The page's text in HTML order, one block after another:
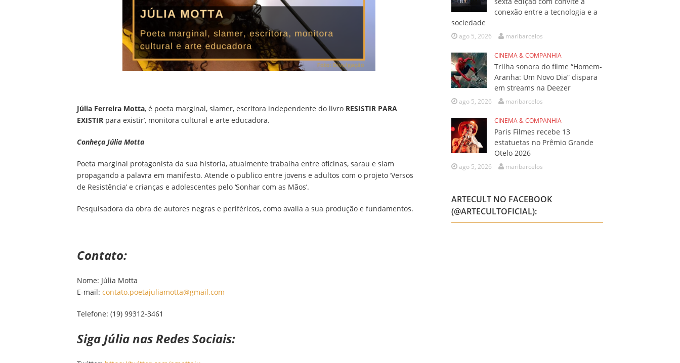
Júlia Ferreira Motta, é poeta marginal, slamer, escritora independente do livro RESISTIR PARA
EXISTIR para existir’, monitora cultural e arte educadora.
Conheça Júlia Motta
Poeta marginal protagonista da sua historia, atualmente trabalha entre oficinas, sarau e slam
propagando a palavra em manifesto. Atende o publico entre jovens e adultos com o projeto ‘Versos
de Resistência’ e crianças e adolescentes pelo ‘Sonhar com as Mãos’.
Pesquisadora da obra de autores negras e periféricos, como avalia a sua produção e fundamentos.
Contato:
Nome: Júlia Motta
E-mail: contato.poetajuliamotta@gmail.com
Telefone: (19) 99312-3461
Siga Júlia nas Redes Sociais:
conexão entre a tecnologia e a
sociedade
ago 5, 2026 maribarcelos
CINEMA & COMPANHIA
Trilha sonora do filme “Homem-
Aranha: Um Novo Dia” dispara
em streams na Deezer
ago 5, 2026 maribarcelos
CINEMA & COMPANHIA
Paris Filmes recebe 13
estatuetas no Prêmio Grande
Otelo 2026
ago 5, 2026 maribarcelos
ARTECULT NO FACEBOOK
(@ARTECULTOFICIAL):